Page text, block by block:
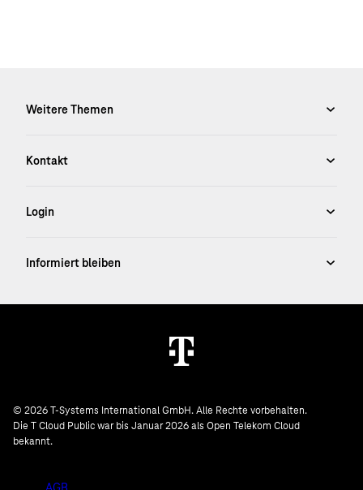
© 2026 T-Systems International GmbH. Alle Rechte vorbehalten.
Die T Cloud Public war bis Januar 2026 als Open Telekom Cloud
bekannt.